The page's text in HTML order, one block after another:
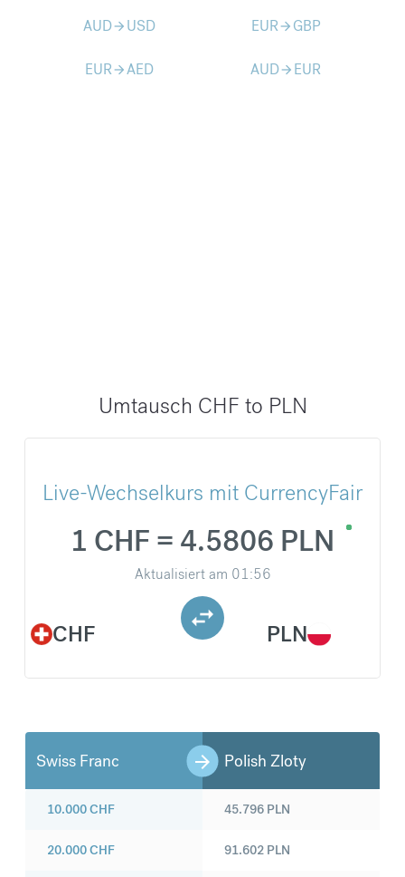
AUDarrow_forward USD EURarrow_forward GBP
EURarrow_forwardAED AUDarrow_forward EUR
Umtausch CHF to PLN
Live-Wechselkurs mit CurrencyFair
CHF
1 CHF = 4.5806 PLN
Aktualisiert am 01:56
PLN
Swiss Franc Polish Zloty
10.000CHF
20.000CHF
45.796 PLN
91.602 PLN